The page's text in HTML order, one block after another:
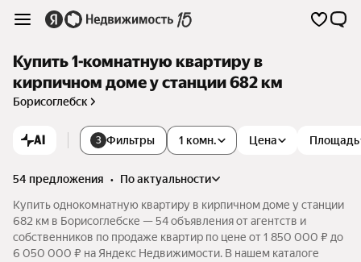
Купить 1-комнатную квартиру в
кирпичном доме у станции 682 км
Борисоглебск
AI 3 Фильтры 1 комн. Цена Площадь
54 предложения •
по актуальности
Купить однокомнатную квартиру в кирпичном доме у станции
682 км в Борисоглебске — 54 объявления от агентств и
собственников по продаже квартир по цене от 1 850 000 ₽ до
6 050 000 ₽ на Яндекс Недвижимости. В нашем каталоге